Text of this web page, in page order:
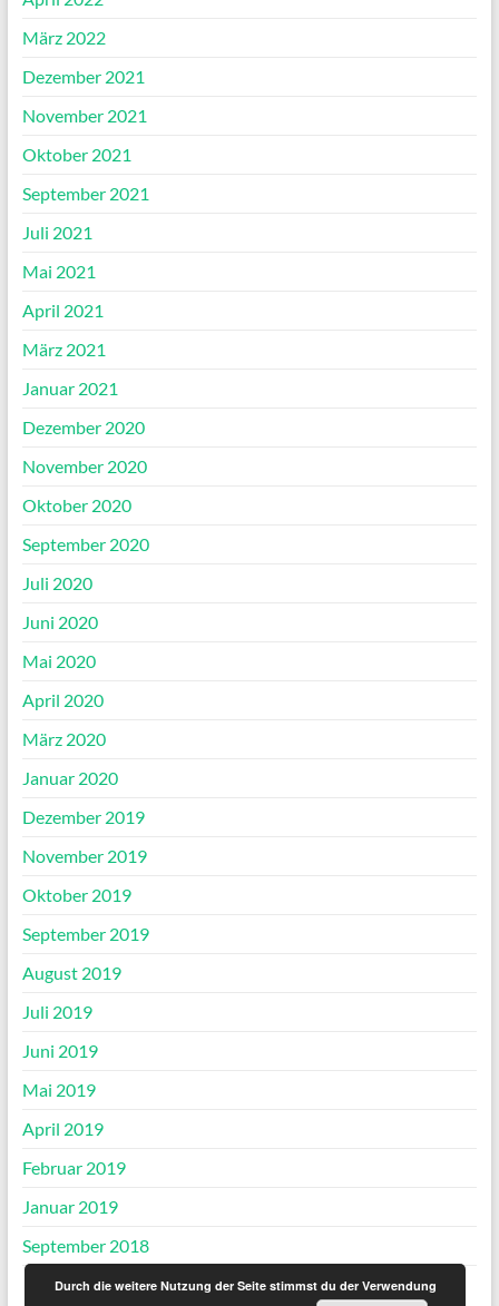
März 2022
Dezember 2021
November 2021
Oktober 2021
September 2021
Juli 2021
Mai 2021
April 2021
März 2021
Januar 2021
Dezember 2020
November 2020
Oktober 2020
September 2020
Juli 2020
Juni 2020
Mai 2020
April 2020
März 2020
Januar 2020
Dezember 2019
November 2019
Oktober 2019
September 2019
August 2019
Juli 2019
Juni 2019
Mai 2019
April 2019
Februar 2019
Januar 2019
September 2018
Durch die weitere Nutzung der Seite stimmst du der Verwendung